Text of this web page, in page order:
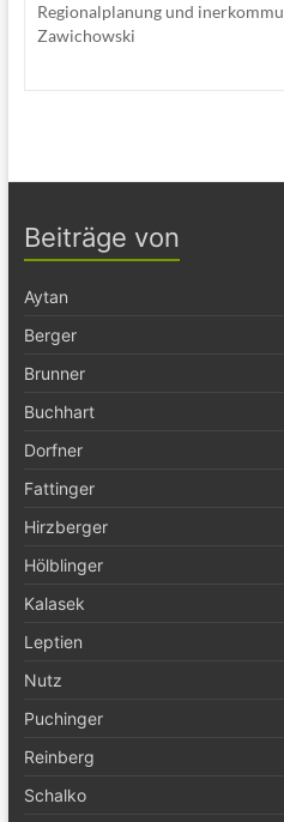
Regionalplanung und
Zawichowski
Beiträge von
Aytan
Berger
Brunner
Buchhart
Dorfner
Fattinger
Hirzberger
Hölblinger
Kalasek
Leptien
Nutz
Puchinger
Reinberg
Schalko